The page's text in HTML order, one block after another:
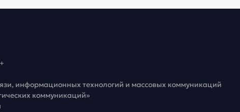
информационных технологий и массовых коммуникаций
коммуникаций»